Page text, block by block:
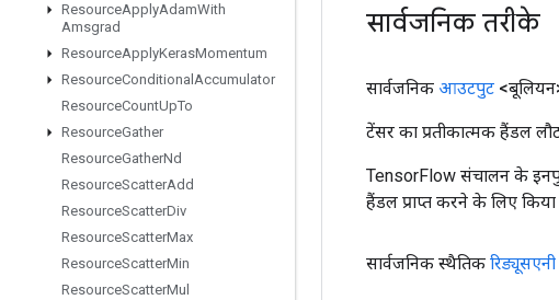
ResourceApplyAdamWith
Amsgrad
ResourceApplyKerasMomentum
ResourceConditional Accumulator
ResourceCountUpTo
ResourceGather
ResourceGatherNd
ResourceScatterAdd
ResourceScatterDiv
ResourceScatterMax
ResourceScatterMin
ResourceScatterMul
सार्वजनिक तरीके
सार्वजनिक आउटपुट
टेंसर का प्रतीकात्मक हैंडल
TensorFlow संचालन के
हैंडल प्राप्त करने के लिए किया
सार्वजनिक स्थैतिक रिड्यूसएनी